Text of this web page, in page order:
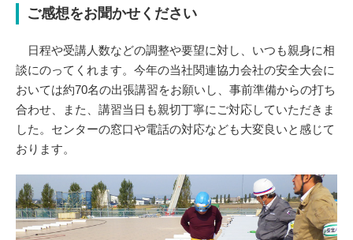
ご感想をお聞かせください
日程や受講人数などの調整や要望に対し、いつも親身に相
談にのってくれます。今年の当社関連協力会社の安全大会に
おいては約70名の出張講習をお願いし、事前準備からの打ち
合わせ、また、講習当日も親切丁寧にご対応していただきま
した。センターの窓口や電話の対応なども大変良いと感じて
おります。